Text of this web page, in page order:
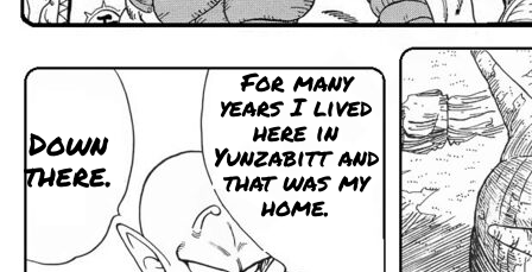
Down
there.
For many
years I lived
here in
Yunzabitt and
that was my
home.